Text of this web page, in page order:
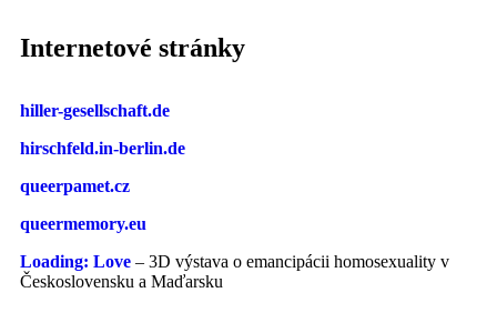
Internetové stránky
hiller-gesellschaft.de
hirschfeld.in-berlin.de
queerpamet.cz
queermemory.eu
Loading: Love – 3D výstava o emancipácii homosexuality v
Československu a Maďarsku